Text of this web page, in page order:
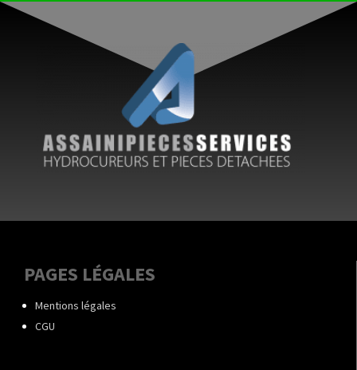
PAGES LÉGALES
Mentions légales
CGU